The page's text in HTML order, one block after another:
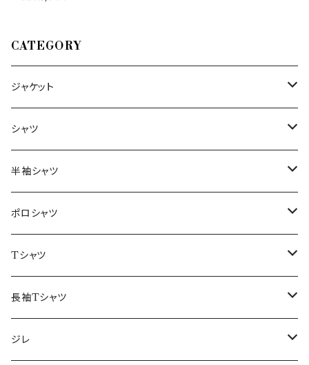
CATEGORY
ジャケット
～44/S
46/M
48/L
50/XL～
シャツ
～44/S
46/M
48/L
50/XL～
半袖シャツ
～44/S
46/M
48/L
50/XL～
ポロシャツ
～44/S
46/M
48/L
Tシャツ
～44/S
46/M
長袖Tシャツ
～44/S
ジレ